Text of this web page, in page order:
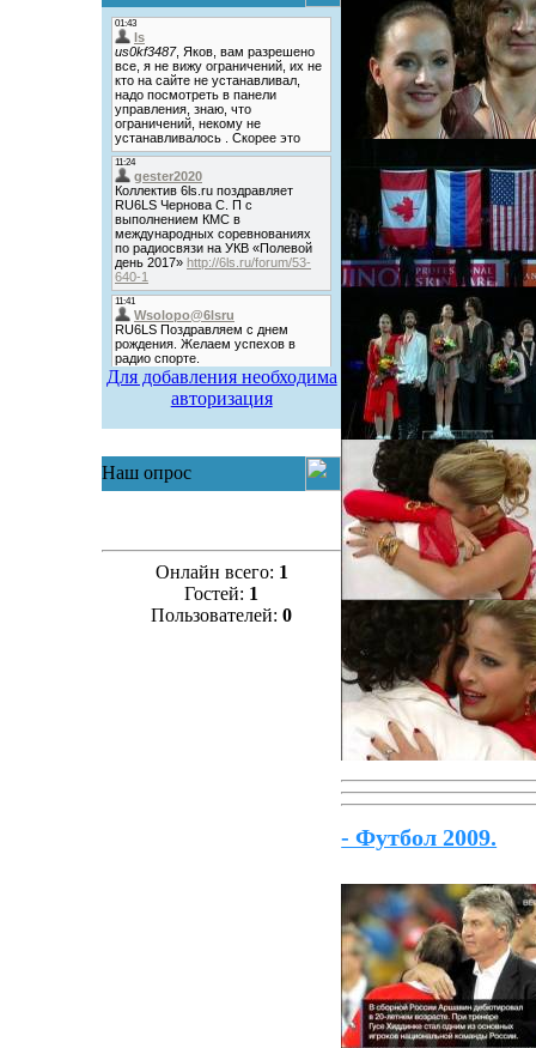
Для добавления необходима
авторизация
Наш опрос
Онлайн всего: 1
Гостей: 1
Пользователей:0
- Футбол 2009.